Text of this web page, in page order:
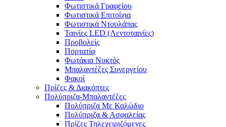
Φωτιστικά Γραφείου
Φωτιστικά Επιτοίχια
Φωτιστικά Ντουλάπας
Ταινίες LED (Λεντοταινίες)
Προβολείς
Πορτατίφ
Φωτάκια Νυκτός
Μπαλαντέζες Συνεργείου
Φακοί
Πρίζες & Διακόπτες
Πολύπριζα-Μπαλαντέζες
Πολύπριζα Με Καλώδιο
Πολύπριζα & Ασφαλείας
Πρίζες Τηλεχειριζόμενες